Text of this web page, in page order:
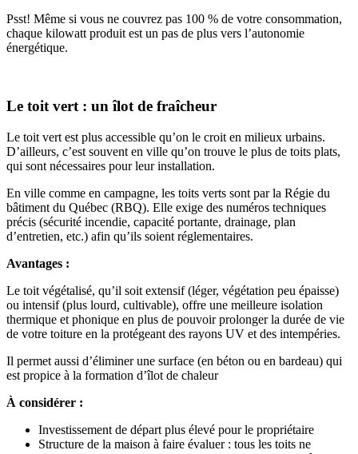
Psst! Même si vous ne couvrez pas 100 % de votre consommation,
chaque kilowatt produit est un pas de plus vers l’autonomie
énergétique.
Le toit vert : un îlot de fraîcheur
Le toit vert est plus accessible qu’on le croit en milieux urbains.
D’ailleurs, c’est souvent en ville qu’on trouve le plus de toits plats,
qui sont nécessaires pour leur installation.
En ville comme en campagne, les toits verts sont par la Régie du
bâtiment du Québec (RBQ). Elle exige des numéros techniques
précis (sécurité incendie, capacité portante, drainage, plan
d’entretien, etc.) afin qu’ils soient réglementaires.
Avantages :
Le toit végétalisé, qu’il soit extensif (léger, végétation peu épaisse)
ou intensif (plus lourd, cultivable), offre une meilleure isolation
thermique et phonique en plus de pouvoir prolonger la durée de vie
de votre toiture en la protégeant des rayons UV et des intempéries.
Il permet aussi d’éliminer une surface (en béton ou en bardeau) qui
est propice à la formation d’îlot de chaleur
À considérer :
Investissement de départ plus élevé pour le propriétaire
Structure de la maison à faire évaluer : tous les toits ne